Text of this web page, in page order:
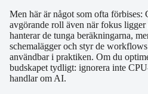
Men här är något som ofta förbises:
avgörande roll även när fokus
hanterar de tunga beräkningarna,
schemalägger och styr de
användbar i praktiken. Om du
budskapet tydligt: ignorera inte
handlar om AI.